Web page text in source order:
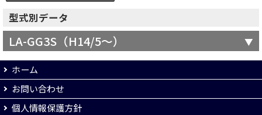
型式別データ
LA-GG3S（H14/5～）
ホーム
お問い合わせ
個人情報保護方針